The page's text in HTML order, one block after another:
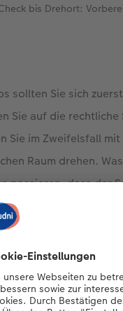
bis Drehort:
sollten Sie sich
Sie auf die
Sie im Zweifelsfall
Raum drehen.
passieren, dass der
Dreh sicher, dass
Funktionen
integrieren